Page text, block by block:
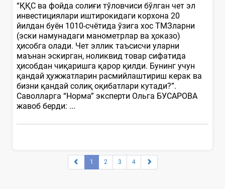
“ҚҚС ва фойда солиғи тўловчиси бўлган чет эл
инвестициялари иштирокидаги корхона 20
йилдан буён 1010-счётида ўзига хос ТМЗларни
(эски намунадаги манометрлар ва ҳоказо)
ҳисобга олади. Чет эллик таъсисчи уларни
маънан эскирган, ноликвид товар сифатида
ҳисобдан чиқаришга қарор қилди. Бунинг учун
қандай ҳужжатларин расмийлаштириш керак ва
бизни қандай солиқ оқибатлари кутади?”.
Саволларга “Норма” эксперти Ольга БУСАРОВА
жавоб берди: ...
1 2 3 4